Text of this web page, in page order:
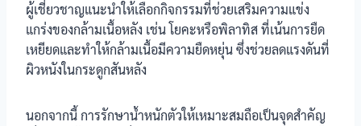
ผู้เชี่ยวชาญแนะนำให้เลือกกิจกรรมที่ช่วยเสริมความแข่ง
แกร่งของกล้ามเนื้อหลัง เช่น โยคะหรือพิลาทิส ที่เน้นการยืด
เหยียดและทำให้กล้ามเนื้อมีความยืดหยุ่น ซึ่งช่วยลดแรงดันที่
ผิวหนังในกระดูกสันหลัง
นอกจากนี้ การรักษาน้ำหนักตัวให้เหมาะสมถือเป็นจุดสำคัญ